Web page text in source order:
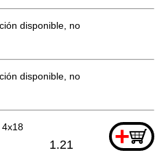
disponible, no se puede pedir
disponible, no se puede pedir
4x18 +
1.21